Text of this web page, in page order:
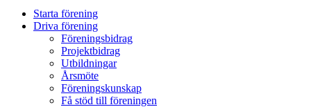
Starta förening
Driva förening
Föreningsbidrag
Projektbidrag
Utbildningar
Årsmöte
Föreningskunskap
Få stöd till föreningen